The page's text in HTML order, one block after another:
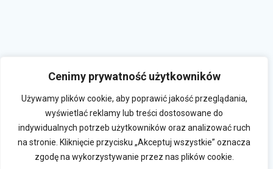
Cenimy prywatność użytkowników
Używamy plików cookie, aby poprawić jakość przeglądania,
wyświetlać reklamy lub treści dostosowane do
indywidualnych potrzeb użytkowników oraz analizować ruch
na stronie. Kliknięcie przycisku „Akceptuj wszystkie” oznacza
zgodę na wykorzystywanie przez nas plików cookie.